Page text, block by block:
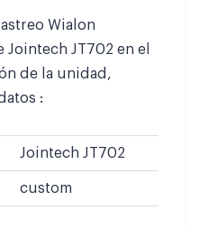
Wialon
JT702 en el
de la unidad,
:
Jointech JT702
custom